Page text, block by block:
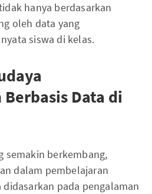
hanya berdasarkan
oleh data yang
siswa di kelas.
Data di
semakin berkembang,
dalam pembelajaran
pada pengalaman